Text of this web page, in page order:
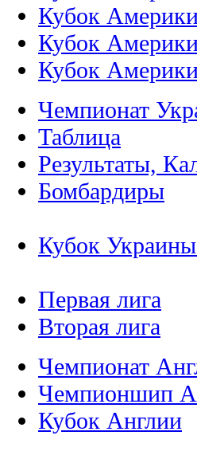
Кубок
Кубок
Кубок
Чемпионат
Таблица
Результаты,
Бомбардиры
Кубок
Первая лига
Вторая лига
Чемпионат
Чемпионшип
Кубок Англии